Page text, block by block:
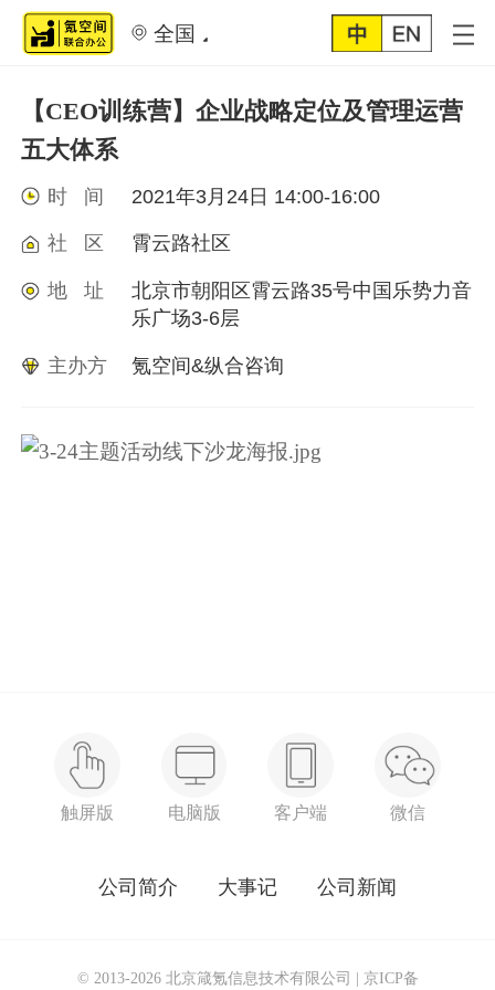
全国
【CEO训练营】企业战略定位及管理运营
五大体系
时 间 2021年3月24日 14:00-16:00
社 区 霄云路社区
地 址
北京市朝阳区霄云路35号中国乐势力音
乐广场3-6层
主办方 氪空间&纵合咨询
触屏版 电脑版 客户端 微信
公司简介 大事记 公司新闻
© 2013-2026 北京箴氪信息技术有限公司 | 京ICP备